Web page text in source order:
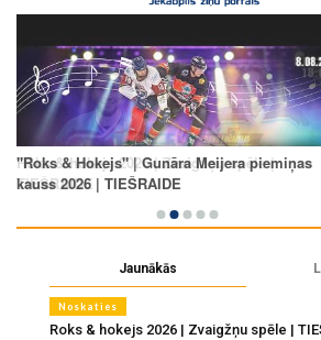
Jaunākās
Noskaties
Roks & hokejs 2026 | Zvaigžņu spēle |